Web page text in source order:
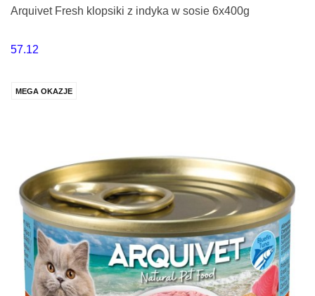
Arquivet Fresh klopsiki z indyka w sosie 6x400g
57.12
MEGA OKAZJE